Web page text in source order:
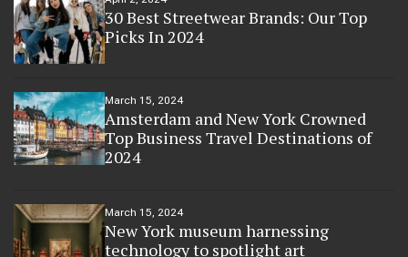
30 Best Streetwear Brands: Our Top
Picks In 2024
March 15, 2024
Amsterdam and New York Crowned
Top Business Travel Destinations of
2024
March 15, 2024
New York museum harnessing
technology to spotlight art